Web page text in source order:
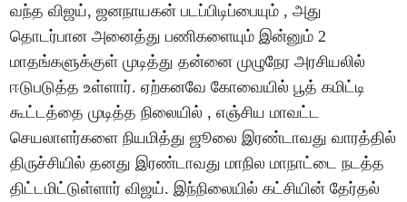
வந்த விஜய், ஜனநாயகன் படப்பிடிப்பையும் , அது
தொடர்பான அனைத்து பணிகளையும் இன்னும் 2
மாதங்களுக்குள் முடித்து தன்னை முழுநேர அரசியலில்
ஈடுபடுத்த உள்ளார். ஏற்கனவே கோவையில் பூத் கமிட்டி
கூட்டத்தை முடித்த நிலையில் , எஞ்சிய மாவட்ட
செயலாளர்களை நியமித்து ஜூலை இரண்டாவது வாரத்தில்
திருச்சியில் தனது இரண்டாவது மாநில மாநாட்டை நடத்த
திட்டமிட்டுள்ளார் விஜய். இந்நிலையில் கட்சியின் தேர்தல்